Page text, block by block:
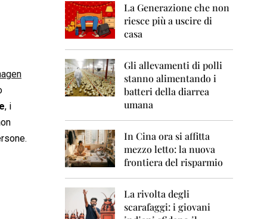
8
0
, i
La Generazione che non
riesce più a uscire di
casa
Gli allevamenti di polli
stanno alimentando i
batteri della diarrea
umana
In Cina ora si affitta
mezzo letto: la nuova
frontiera del risparmio
La rivolta degli
scarafaggi: i giovani